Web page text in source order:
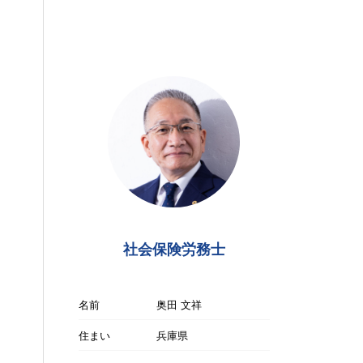
社会保険労務士
名前
奥田 文祥
住まい
兵庫県